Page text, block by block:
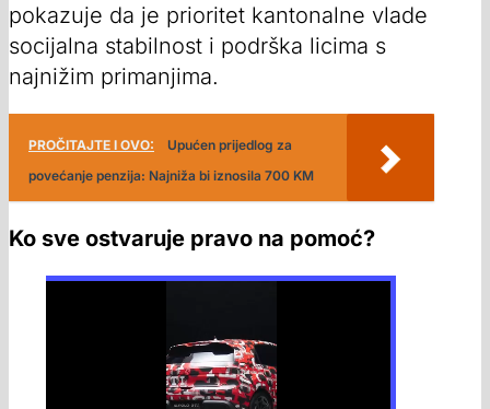
pokazuje da je prioritet kantonalne vlade
socijalna stabilnost i podrška licima s
najnižim primanjima.
PROČITAJTE I OVO:
Upućen prijedlog za
povećanje penzija: Najniža bi iznosila 700 KM
Ko sve ostvaruje pravo na pomoć?